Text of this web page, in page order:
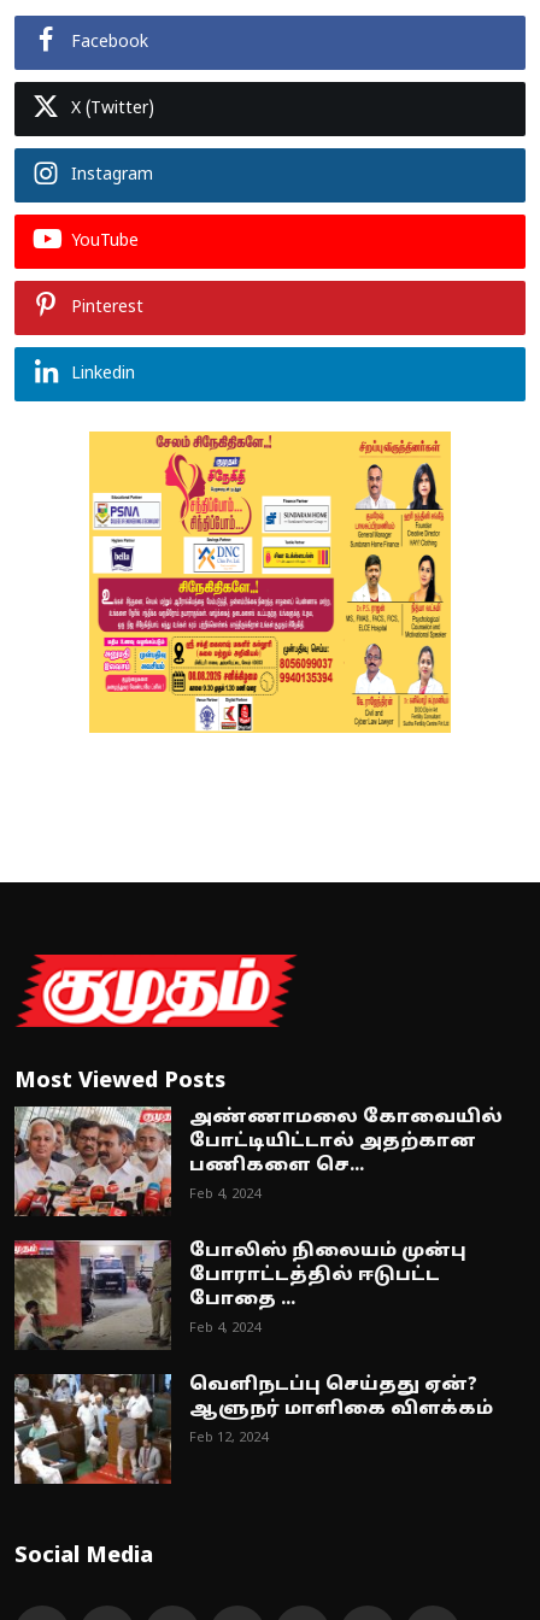
Facebook
X (Twitter)
Instagram
YouTube
Pinterest
Linkedin
Most Viewed Posts
அண்ணாமலை கோவையில்
போட்டியிட்டால் அதற்கான
பணிகளை செ...
Feb 4, 2024
போலிஸ் நிலையம் முன்பு
போராட்டத்தில் ஈடுபட்ட
போதை ...
Feb 4, 2024
வெளிநடப்பு செய்தது ஏன்?
ஆளுநர் மாளிகை விளக்கம்
Feb 12, 2024
Social Media